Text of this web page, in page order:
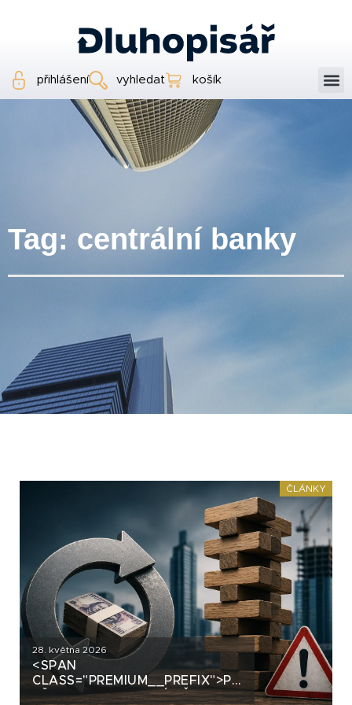
přihlášení vyhledat košík
Tag: centrální banky
ČLÁNKY
28. května 2026
<SPAN
CLASS="PREMIUM__PREFIX">PREMIUM</
PŘECE REFINANCUJÍ VŠICHNI.